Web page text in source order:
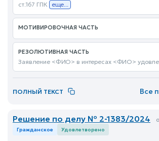
ст.167 ГПК
еще...
МОТИВИРОВОЧНАЯ ЧАСТЬ
РЕЗОЛЮТИВНАЯ ЧАСТЬ
Заявление <ФИО> в интересах <ФИО>
ПОЛНЫЙ ТЕКСТ Все
Решение по делу № 2-1383/2024
Гражданское Удовлетворено